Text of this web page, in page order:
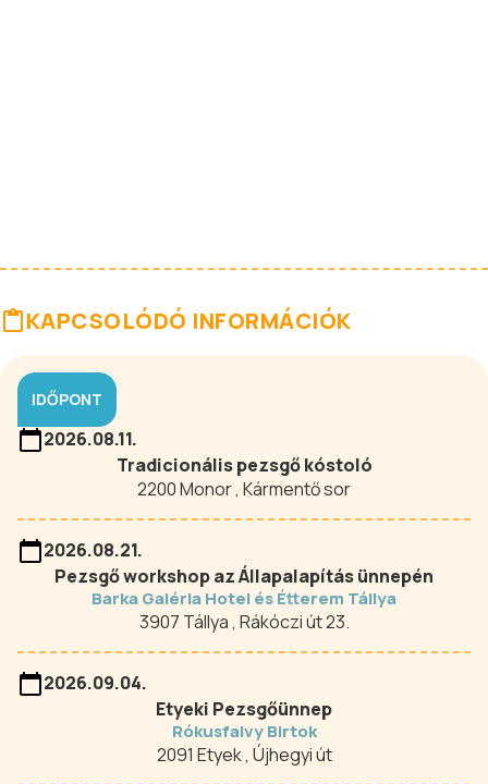
KAPCSOLÓDÓ INFORMÁCIÓK
IDŐPONT
2026.08.11.
Tradicionális pezsgő kóstoló
2200 Monor , Kármentő sor
2026.08.21.
Pezsgő workshop az Állapalapítás ünnepén
Barka Galéria Hotel és Étterem Tállya
3907 Tállya , Rákóczi út 23.
2026.09.04.
Etyeki Pezsgőünnep
Rókusfalvy Birtok
2091 Etyek , Újhegyi út